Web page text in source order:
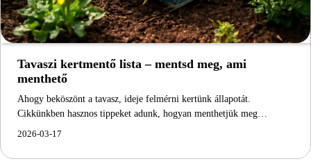
Tavaszi kertmentő lista – mentsd meg, ami
menthető
Ahogy beköszönt a tavasz, ideje felmérni kertünk állapotát.
Cikkünkben hasznos tippeket adunk, hogyan menthetjük meg…
2026-03-17